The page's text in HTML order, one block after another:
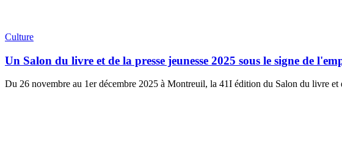
Culture
Un Salon du livre et de la presse jeunesse 2025 sous le signe de
Du 26 novembre au 1er décembre 2025 à Montreuil, la 41I édition du Salon du livre et